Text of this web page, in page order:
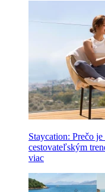
Staycation: Prečo
cestovateľským
viac